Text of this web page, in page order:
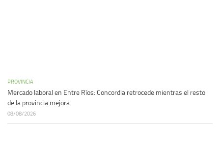
PROVINCIA
Mercado laboral en Entre Ríos: Concordia retrocede mientras el resto
de la provincia mejora
08/08/2026